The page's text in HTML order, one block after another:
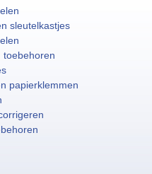
sleutelkastjes
toebehoren
papierklemmen